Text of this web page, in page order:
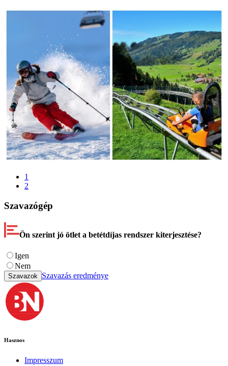
1
2
Szavazógép
Ön szerint jó ötlet a betétdíjas rendszer kiterjesztése?
Igen
Nem
Szavazok Szavazás eredménye
Hasznos
Impresszum